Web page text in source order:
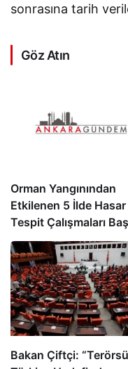
sonrasına tarih
Göz Atın
Orman Yangınından
Etkilenen 5 İlde Hasar
Tespit Çalışmaları
Bakan Çiftçi: